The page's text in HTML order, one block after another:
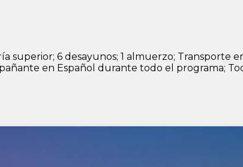
superior; 6 desayunos; 1 almuerzo; Transporte
en Español durante todo el programa;